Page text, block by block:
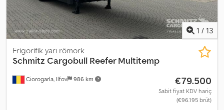
1 / 13
Ciorogarla, Ilfov 986 km
Frigorifik yarı römork
Schmitz Cargobull Reefer Multitemp
€79.500
Sabit fiyat KDV hariç
(€96.195 brüt)